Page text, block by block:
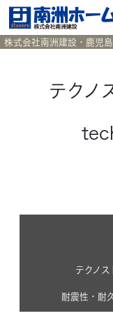
お客様の声
Blog 暮らしのコラム
株式会社南洲建設・鹿児
テクノ
テクノ
耐震性・耐